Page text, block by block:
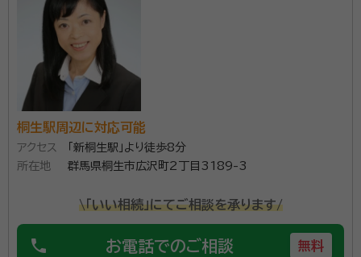
桐生駅周辺に対応可能
アクセス
「新桐生駅」より徒歩8分
所在地
群馬県桐生市広沢町2丁目3189-3
\「いい相続」にてご相談を承ります/
phone お電話でのご相談 無料